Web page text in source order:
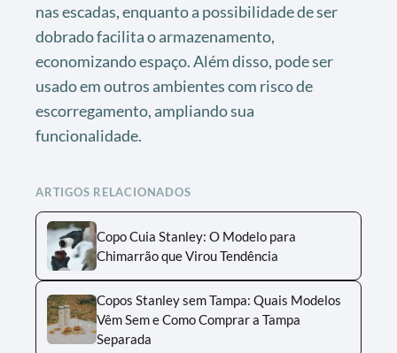
nas escadas, enquanto a possibilidade de ser
dobrado facilita o armazenamento,
economizando espaço. Além disso, pode ser
usado em outros ambientes com risco de
escorregamento, ampliando sua
funcionalidade.
ARTIGOS RELACIONADOS
Copo Cuia Stanley: O Modelo para
Chimarrão que Virou Tendência
Copos Stanley sem Tampa: Quais Modelos
Vêm Sem e Como Comprar a Tampa
Separada